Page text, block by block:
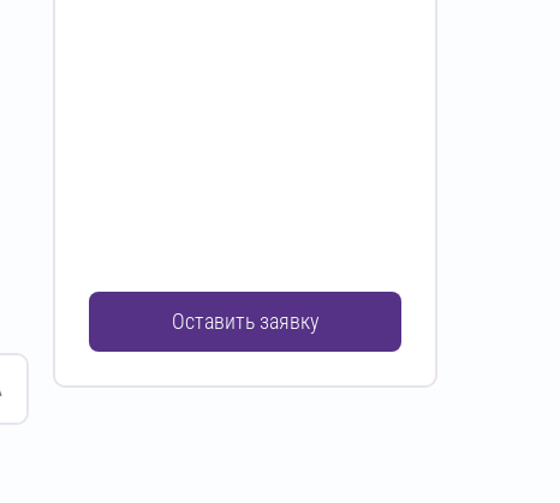
Оставить заявку